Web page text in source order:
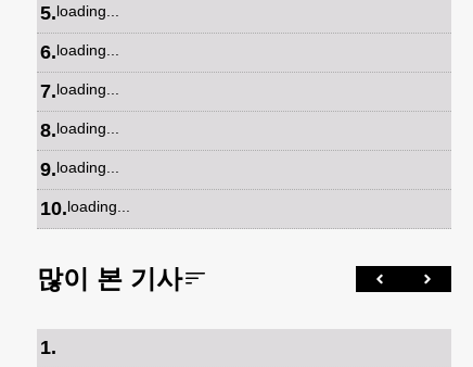
5.loading...
6.loading...
7.loading...
8.loading...
9.loading...
10.loading...
많이 본 기사
1.